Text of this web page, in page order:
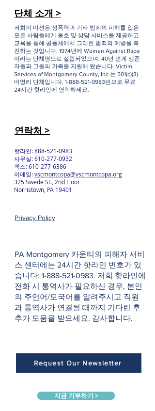
단체 소개 >
저희의 미션은 성폭력과 기타 범죄의 피해를 입은
모든 사람들에게 옹호 및 상담 서비스를 제공하고
교육을 통해 공동체에서 그러한 범죄의 예방을 촉
진하는 것입니다. 1974년에 Women Against Rape
이라는 단체명으로 설립되었으며, 40년 넘게 생존
자들과 그들의 가족을 지원해 왔습니다. Victim
Services of Montgomery County, Inc.는 501(c)(3)
비영리 단체입니다. 1-888-521-0983번으로 무료
24시간 핫라인에 연락하세요.
연락처 >
핫라인:888-521-0983
사무실:610-277-0932
팩스:610-277-6386
이메일:vscmontcopa@vscmontcopa.org
325 Swede St., 2nd Floor
Norristown, PA 19401
Privacy Policy
PA Montgomery 카운티의 피해자 서비
스 센터에는 24시간 핫라인 번호가 있
습니다: 1-888-521-0983. 저희 핫라인에
전화 시 통역사가 필요하신 경우, 본인
의 주언어/모국어를 알려주시고 직원
과 통역사가 연결될 때까지 기다린 후
추가 도움을 받으세요. 감사합니다.
Request Our Newsletter
지금 기부하기 >